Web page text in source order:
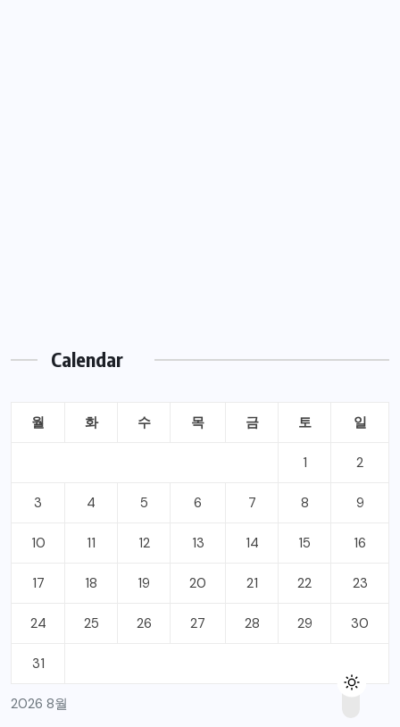
Calendar
2026 8월
월 화 수 목 금 토 일
1 2
3 4 5 6 7 8 9
10 11 12 13 14 15 16
17 18 19 20 21 22 23
24 25 26 27 28 29 30
31